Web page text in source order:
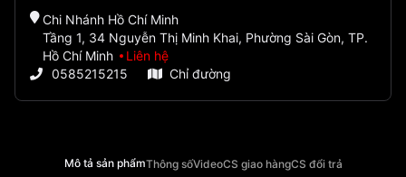
Chi Nhánh Hồ Chí Minh
Tầng 1, 34 Nguyễn Thị Minh Khai, Phường Sài Gòn, TP.
Hồ Chí Minh
Liên hệ
0585215215
Chỉ đường
Mô tả sản phẩmThông sốVideoCS giao hàngCS đổi trả